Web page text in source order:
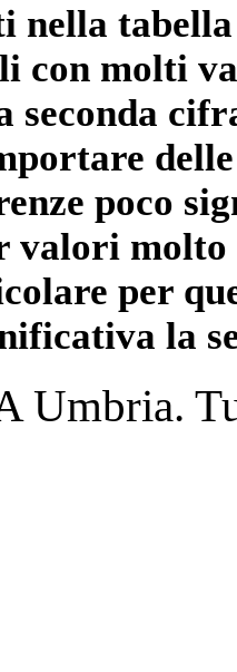
nella
con molti
poco
valori
per
la
Umbria.